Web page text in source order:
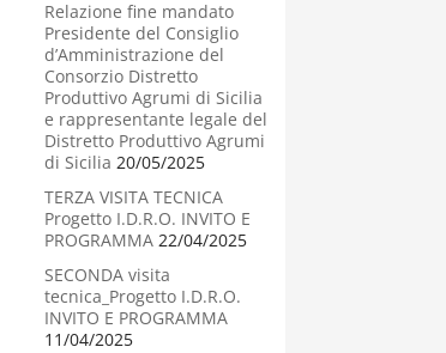
Relazione fine mandato
Presidente del Consiglio
d’Amministrazione del
Consorzio Distretto
Produttivo Agrumi di Sicilia
e rappresentante legale del
Distretto Produttivo Agrumi
di Sicilia 20/05/2025
TERZA VISITA TECNICA
Progetto I.D.R.O. INVITO E
PROGRAMMA 22/04/2025
SECONDA visita
tecnica_Progetto I.D.R.O.
INVITO E PROGRAMMA
11/04/2025